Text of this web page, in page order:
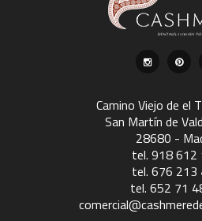
Camino Viejo de el
San Martín de
28680 -
tel. 918 612
tel. 676 213
tel. 652 71